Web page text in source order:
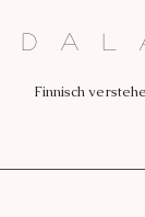
Finnisch